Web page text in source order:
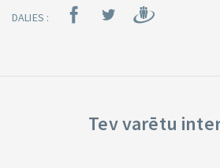
DALIES :
Tev varētu